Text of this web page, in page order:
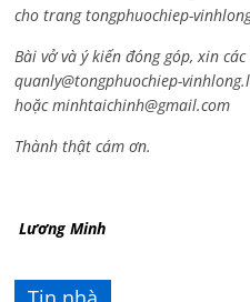
cho trang tongphuochiep-
Bài vở và ý kiến đóng góp, xin
quanly@tongphuochiep-
hoặcminhtaichinh@gmail.com
Thành thật cám ơn.
Lương Minh